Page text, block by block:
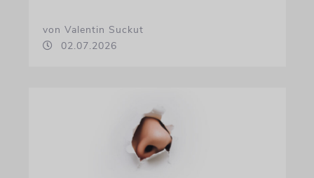
von Valentin Suckut
02.07.2026